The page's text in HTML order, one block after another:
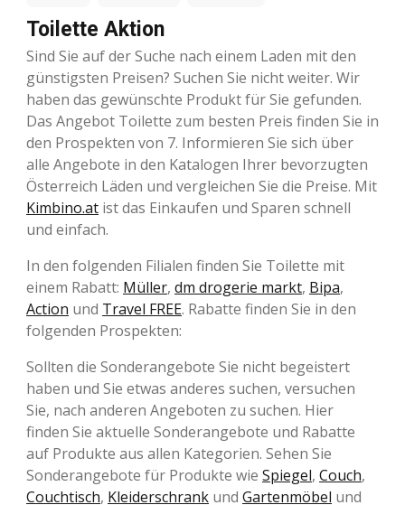
Toilette Aktion
Sind Sie auf der Suche nach einem Laden mit den
günstigsten Preisen? Suchen Sie nicht weiter. Wir
haben das gewünschte Produkt für Sie gefunden.
Das Angebot Toilette zum besten Preis finden Sie in
den Prospekten von 7. Informieren Sie sich über
alle Angebote in den Katalogen Ihrer bevorzugten
Österreich Läden und vergleichen Sie die Preise. Mit
Kimbino.at ist das Einkaufen und Sparen schnell
und einfach.
In den folgenden Filialen finden Sie Toilette mit
einem Rabatt: Müller, dm drogerie markt, Bipa,
Action und Travel FREE. Rabatte finden Sie in den
folgenden Prospekten:
Sollten die Sonderangebote Sie nicht begeistert
haben und Sie etwas anderes suchen, versuchen
Sie, nach anderen Angeboten zu suchen. Hier
finden Sie aktuelle Sonderangebote und Rabatte
auf Produkte aus allen Kategorien. Sehen Sie
Sonderangebote für Produkte wie Spiegel, Couch,
Couchtisch, Kleiderschrank und Gartenmöbel und